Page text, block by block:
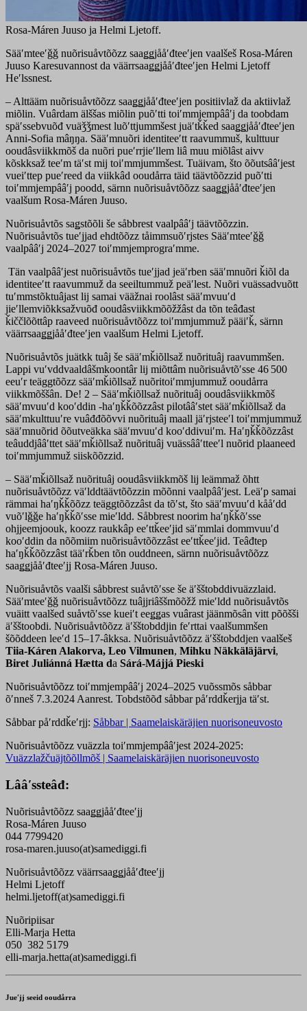
Rosa-Máren Juuso ja Helmi Ljetoff.
Sääʹmteeʹǧǧ nuõrisuåvtõõzz saaǥǥjååʹđteeʹjen vaalšeš Rosa-Máren
Juuso Karesuvannost da väärrsaaǥǥjååʹđteeʹjen Helmi Ljetoff
Heʹlssnest.
– Alttääm nuõrisuåvtõõzz saaǥǥjååʹđteeʹjen positiivlaž da aktiivlaž
miõlin. Vuârdam älššas miõlin puõʹtti toiʹmmjempââʹj da toobdam
späʹssebvuõđ vuäǯǯmest luõʹttjummšest juäʹtǩǩed saaǥǥjååʹđteeʹjen
Anni-Sofia mâŋŋa. Sääʹmnuõri identiteeʹtt raavummuš, kulttuur
ooudâsviikkmõš da nuõri pueʹrrjieʹllem liâ muu miõlâst aivv
kõskksaž teeʹm täʹst mij toiʹmmjummšest. Tuäivam, što õõutsââʹjest
vueiʹttep pueʹreed da viikkâd ooudårra täid täävtõõzzid puõʹtti
toiʹmmjempââʹj poodd, särnn nuõrisuåvtõõzz saaǥǥjååʹđteeʹjen
vaalšum Rosa-Máren Juuso.
Nuõrisuåvtõs saǥstõõli še såbbrest vaalpââʹj täävtõõzzin.
Nuõrisuåvtõs tueʹjjad ehdtõõzz tåimmsuõʹrjstes Sääʹmteeʹǧǧ
vaalpââʹj 2024–2027 toiʹmmjemprograʹmme.
Tän vaalpââʹjest nuõrisuåvtõs tueʹjjad jeäʹrben sääʹmnuõri ǩiõl da
identiteeʹtt raavummuž da seeiltummuž peäʹlest. Nuõri vuässadvuõtt
tuʹmmstõktuâjast lij samai vääžnai roolâst sääʹmvuuʹd
jieʹllemviõkksažvuõđ ooudâsviikkmõõžžâst da tõn teâđast
ǩiččlõõttâp raaveed nuõrisuåvtõõzz toiʹmmjummuž pääiʹǩ, särnn
väärrsaaǥǥjååʹđteeʹjen vaalšum Helmi Ljetoff.
Nuõrisuåvtõs juätkk tuâj še sääʹmǩiõllsaž nuõrituâj raavummšen.
Lappi vuʹvddvaaldâšmkoontâr lij miõttâm nuõrisuåvtõʹsse 46 500
eeuʹr teäggtõõzz sääʹmǩiõllsaž nuõritoiʹmmjummuž ooudårra
viikkmõššân. De! 2 – Sääʹmǩiõllsaž nuõrituâj ooudâsviikkmõš
sääʹmvuuʹd kooʹddin -haʹŋǩǩõõzzâst pilotââʹstet sääʹmǩiõllsaž da
sääʹmkulttuuʹre vuâđđõõvvi nuõrituâj maall jäʹrjsteeʹl toiʹmmjummuž
sääʹmnuõrid õõutveäkka sääʹmvuuʹd kooʹddivuiʹm. Haʹŋǩǩõõzzâst
teâuddjââʹttet sääʹmǩiõllsaž nuõrituâj vuässââʹtteeʹl nuõrid plaaneed
toiʹmmjummuž siiskõõzzid.
– Sääʹmǩiõllsaž nuõrituâj ooudâsviikkmõš lij leämmaž õhtt
nuõrisuåvtõõzz väʹlddtäävtõõzzin mõõnni vaalpââʹjest. Leäʹp samai
rämmai haʹŋǩǩõõzz teäggtõõzzâst da tõʹst, što sääʹmvuuʹd kååʹdd
vuõʹlǧǧe haʹŋǩǩõʹsse mieʹldd. Såbbrest noorim haʹŋǩǩõʹsse
ohjjeemjoouk, koozz raukkâp eeʹttǩeeʹjid säʹmmlai dommvuuʹd
kooʹddin da nõõmiim nuõrisuåvtõõzzâst eeʹttǩeeʹjid. Teâđtep
haʹŋǩǩõõzzâst tääʹrǩben tõn ouddneen, särnn nuõrisuåvtõõzz
saaǥǥjååʹđteeʹjj Rosa-Máren Juuso.
Nuõrisuåvtõs vaalši såbbrest suåvtõʹsse še äʹšštobddivuäzzlaid.
Sääʹmteeʹǧǧ nuõrisuåvtõõzz tuâjjriâššmõõžž mieʹldd nuõrisuåvtõs
vuäitt vaalšed suåvtõʹsse kueiʹt eeǥǥas vuârast jäänmõsân vitt põõšši
äʹšštoobdi. Nuõrisuåvtõõzz äʹšštobddjin feʹrttai vaalšummšen
šõõddeen leeʹd 15–17-âkksa. Nuõrisuåvtõõzz äʹšštobddjen vaalšeš
Tiia-Káren Alakorva, Leo Vilmunen, Mihku Näkkäläjärvi,
Biret Juliánná Hætta da Sárá-Májjá Pieski
Nuõrisuåvtõõzz toiʹmmjempââʹj 2024–2025 vuõssmõs såbbar
õʹnneš 7.3.2024 Aanrest. Tobdstõõđ såbbar påʹrddǩerjja täʹst.
Såbbar påʹrddǩeʹrjj: Såbbar | Saamelaiskäräjien nuorisoneuvosto
Nuõrisuåvtõõzz vuäzzla toiʹmmjempââʹjest 2024-2025:
Vuäzzlažčuäjtõõllmõš | Saamelaiskäräjien nuorisoneuvosto
Lââʹssteâđ:
Nuõrisuåvtõõzz saaǥǥjååʹđteeʹjj
Rosa-Máren Juuso
044 7799420
rosa-maren.juuso(at)samediggi.fi
Nuõrisuåvtõõzz väärrsaaǥǥjååʹđteeʹjj
Helmi Ljetoff
helmi.ljetoff(at)samediggi.fi
Nuõripiisar
Elli-Marja Hetta
050 382 5179
elli-marja.hetta(at)samediggi.fi
Jueʹjj seeid ooudårra